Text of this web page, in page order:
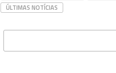
ÚLTIMAS NOTÍCIAS